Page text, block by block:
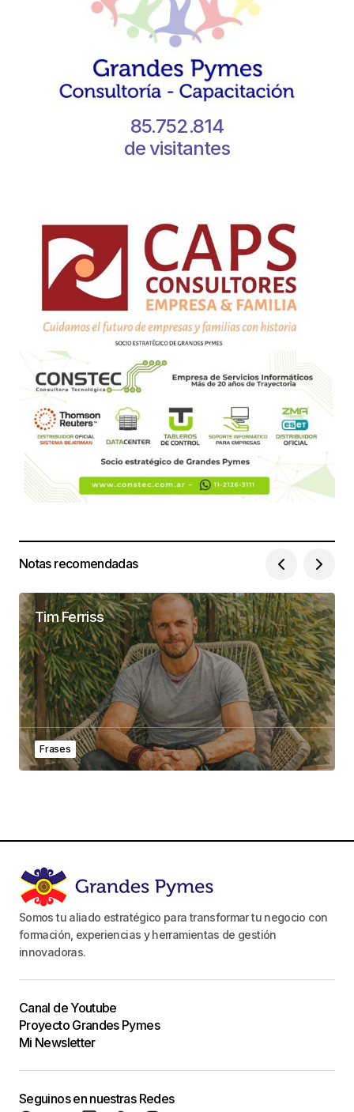
85.752.814
de visitantes
Notas recomendadas
Tim Ferriss
Frases
Somos tu aliado estratégico para transformar tu negocio con
formación, experiencias y herramientas de gestión
innovadoras.
Canal de Youtube
Proyecto Grandes Pymes
Mi Newsletter
Seguinos en nuestras Redes